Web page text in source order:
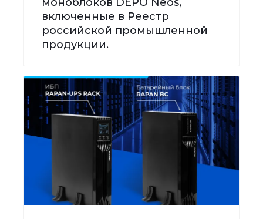
включенные в Реестр
российской промышленной
продукции.